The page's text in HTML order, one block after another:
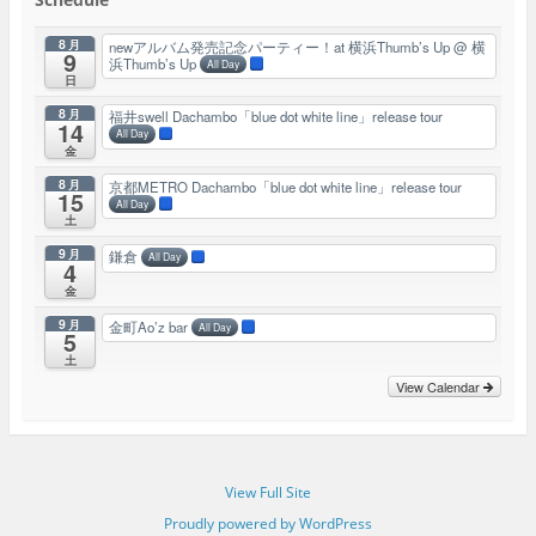
8月
9
日
newアルバム発売記念パーティー！at 横浜Thumb’s Up@ 横
浜Thumb’s Up
All Day
8月
14
金
福井swell Dachambo「blue dot white line」release tour
All Day
8月
15
土
京都METRO Dachambo「blue dot white line」release tour
All Day
9月
4
金
鎌倉 All Day
9月
5
土
金町Ao’z bar All Day
View Calendar
View Full Site
Proudly powered by WordPress